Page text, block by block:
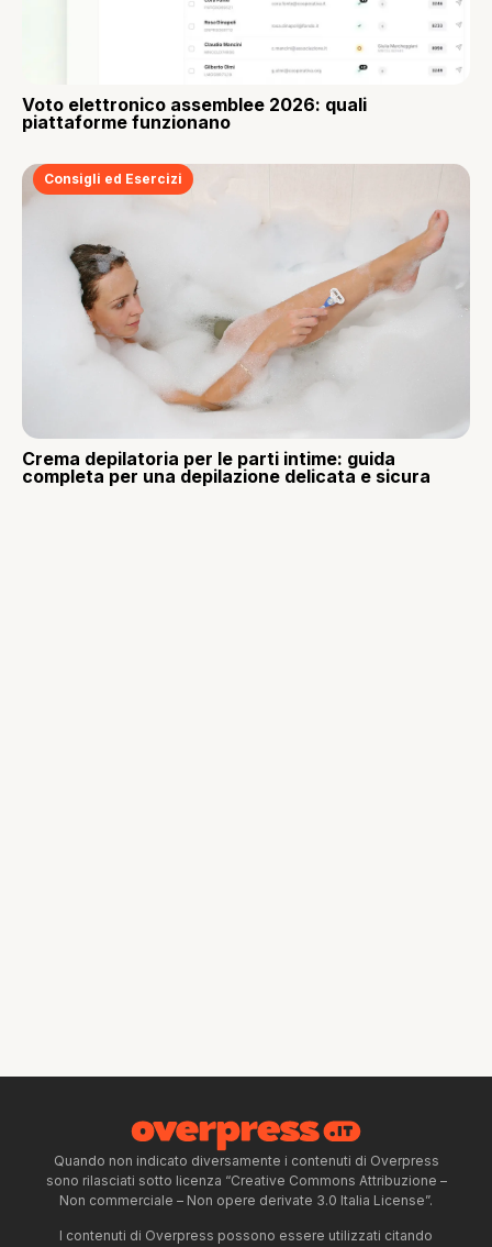
Voto elettronico assemblee 2026: quali
piattaforme funzionano
Consigli ed Esercizi
Crema depilatoria per le parti intime: guida
completa per una depilazione delicata e sicura
Quando non indicato diversamente i contenuti di Overpress
sono rilasciati sotto licenza “Creative Commons Attribuzione –
Non commerciale – Non opere derivate 3.0 Italia License”.
I contenuti di Overpress possono essere utilizzati citando